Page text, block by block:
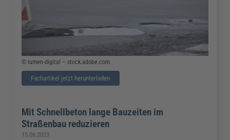
© lumen-digital – stock.adobe.com
Fachartikel jetzt herunterladen
Mit Schnellbeton lange Bauzeiten im
Straßenbau reduzieren
15.06.2023